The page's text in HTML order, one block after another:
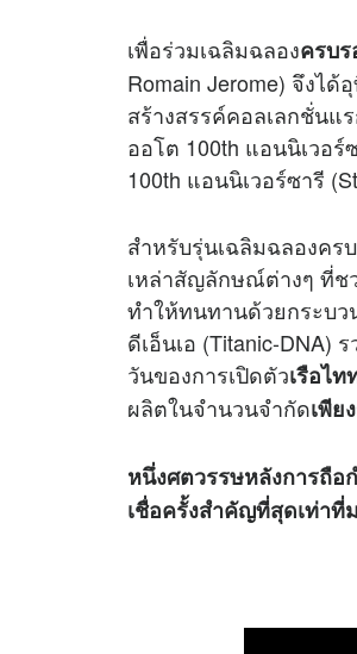
เพื่อร่วมเฉลิมฉลองครบ
Romain Jerome) จึงไ
สร้างสรรค์คอลเลกชั่นแ
ออโต 100th แอนนิเวอร์
100th แอนนิเวอร์ซารี
สำหรับรุ่นเฉลิมฉลองค
เหล่าสัญลักษณ์ต่างๆ ที่ช
ทำให้ทนทานด้วยกระบว
ดีเอ็นเอ (Titanic-DNA)
วันของการเปิดตัวเรือไ
ผลิตในจำนวนจำกัดเพีย
หนึ่งศตวรรษหลังการถือ
เชื่อครั้งสำคัญที่สุดเท่าที่